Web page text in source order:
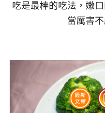
吃是最棒的吃法，嫩
當厲害